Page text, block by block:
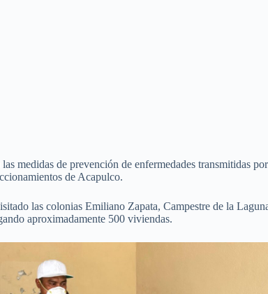
medidas de prevención de enfermedades transmitidas
de Acapulco.
las colonias Emiliano Zapata, Campestre de la
aproximadamente 500 viviendas.